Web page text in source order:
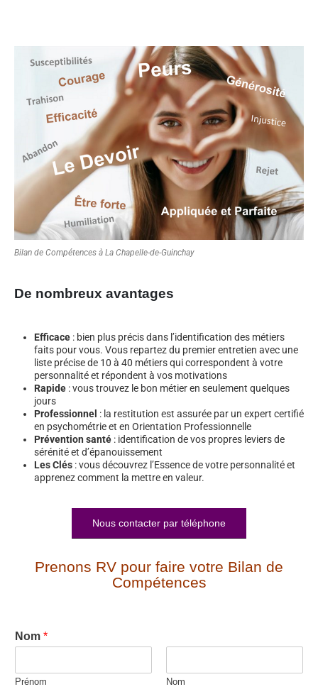
Bilan de Compétences à La Chapelle-de-Guinchay
De nombreux avantages
Efficace : bien plus précis dans l’identification des métiers
faits pour vous. Vous repartez du premier entretien avec une
liste précise de 10 à 40 métiers qui correspondent à votre
personnalité et répondent à vos motivations
Rapide : vous trouvez le bon métier en seulement quelques
jours
Professionnel : la restitution est assurée par un expert certifié
en psychométrie et en Orientation Professionnelle
Prévention santé : identification de vos propres leviers de
sérénité et d’épanouissement
Les Clés : vous découvrez l’Essence de votre personnalité et
apprenez comment la mettre en valeur.
Nous contacter par téléphone
Prenons RV pour faire votre Bilan de
Compétences
Nom *
Prénom Nom